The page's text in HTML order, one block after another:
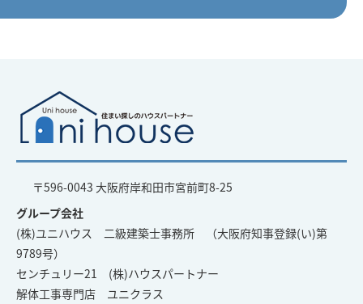
〒596-0043 大阪府岸和田市宮前町8-25
グループ会社
(株)ユニハウス 二級建築士事務所 （大阪府知事登録(い)第
9789号）
センチュリー21 (株)ハウスパートナー
解体工事専門店 ユニクラス